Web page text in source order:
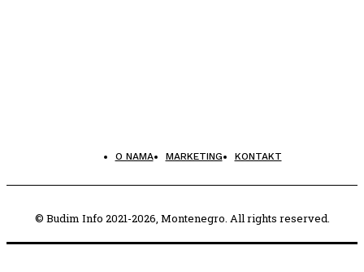
O NAMA MARKETING KONTAKT
© Budim Info 2021-2026, Montenegro. All rights reserved.